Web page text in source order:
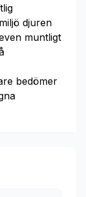
djuren
muntligt
bedömer